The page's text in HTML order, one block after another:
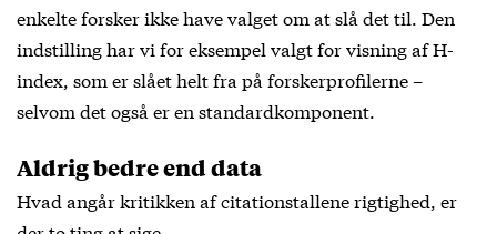
enkelte forsker ikke have valget om at slå det til. Den
indstilling har vi for eksempel valgt for visning af H-
index, som er slået helt fra på forskerprofilerne –
selvom det også er en standardkomponent.
Aldrig bedre end data
Hvad angår kritikken af citationstallene rigtighed, er